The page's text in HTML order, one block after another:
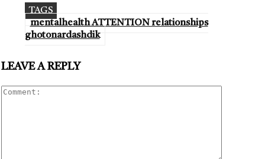
TAGS
mentalhealth ATTENTION relationships
ghotonardashdik
LEAVE A REPLY